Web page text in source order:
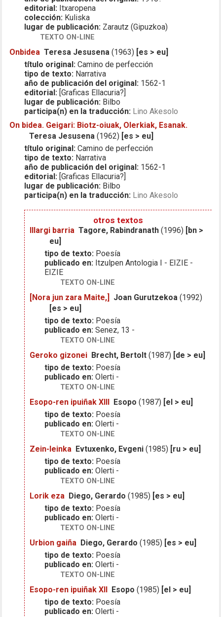
editorial: Itxaropena
colección: Kuliska
lugar de publicación: Zarautz (Gipuzkoa)
TEXTO ON-LINE
Onbidea Teresa Jesusena (1963) [es > eu]
título original: Camino de perfección
tipo de texto: Narrativa
año de publicación del original: 1562-1
editorial: [Graficas Ellacuria?]
lugar de publicación: Bilbo
participa(n) en la traducción: Lino Akesolo
On bidea. Geigari: Biotz-oiuak, Olerkiak, Esanak.
Teresa Jesusena (1962) [es > eu]
título original: Camino de perfección
tipo de texto: Narrativa
año de publicación del original: 1562-1
editorial: [Graficas Ellacuria?]
lugar de publicación: Bilbo
participa(n) en la traducción: Lino Akesolo
otros textos
Illargi barria Tagore, Rabindranath (1996)
[bn >
eu]
tipo de texto: Poesía
publicado en: Itzulpen Antologia I - EIZIE -
EIZIE
TEXTO ON-LINE
[Nora jun zara Maite,] Joan Gurutzekoa (1992)
[es > eu]
tipo de texto: Poesía
publicado en: Senez, 13 -
TEXTO ON-LINE
Geroko gizonei Brecht, Bertolt (1987) [de > eu]
tipo de texto: Poesía
publicado en: Olerti -
TEXTO ON-LINE
Esopo-ren ipuiñak XIII Esopo (1987) [el > eu]
tipo de texto: Poesía
publicado en: Olerti -
TEXTO ON-LINE
Zein-leinka Evtuxenko, Evgeni (1985) [ru > eu]
tipo de texto: Poesía
publicado en: Olerti -
TEXTO ON-LINE
Lorik eza Diego, Gerardo (1985) [es > eu]
tipo de texto: Poesía
publicado en: Olerti -
TEXTO ON-LINE
Urbion gaiña Diego, Gerardo (1985) [es > eu]
tipo de texto: Poesía
publicado en: Olerti -
TEXTO ON-LINE
Esopo-ren ipuiñak XII Esopo (1985) [el > eu]
tipo de texto: Poesía
publicado en: Olerti -